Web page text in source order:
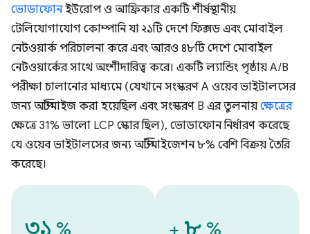
ভোডাফোনইউরোপ ও আফ্রিকার একটি শীর্ষস্থানীয়
টেলিযোগাযোগ কোম্পানি যা ২১টি দেশে ফিক্সড এবং মোবাইল
নেটওয়ার্ক পরিচালনা করে এবং আরও ৪৮টি দেশে মোবাইল
নেটওয়ার্কের সাথে অংশীদারিত্ব করে। একটি ল্যান্ডিং পৃষ্ঠায় A/B
পরীক্ষা চালানোর মাধ্যমে (যেখানে সংস্করণ A ওয়েব ভাইটালসের
জন্য অপ্টিমাইজ করা হয়েছিল এবং সংস্করণ B এর তুলনায় ক্ষেত্রের
ক্ষেত্রে 31% ভালো LCP স্কোর ছিল), ভোডাফোন নির্ধারণ করেছে
যে ওয়েব ভাইটালসের জন্য অপ্টিমাইজেশন ৮% বেশি বিক্রয় তৈরি
করেছে।
৩১ % + ৮ %